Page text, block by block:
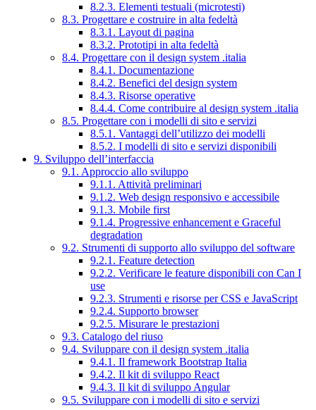
8.2.3. Elementi testuali (microtesti)
8.3. Progettare e costruire in alta fedeltà
8.3.1. Layout di pagina
8.3.2. Prototipi in alta fedeltà
8.4. Progettare con il design system .italia
8.4.1. Documentazione
8.4.2. Benefici del design system
8.4.3. Risorse operative
8.4.4. Come contribuire al design system .italia
8.5. Progettare con i modelli di sito e servizi
8.5.1. Vantaggi dell’utilizzo dei modelli
8.5.2. I modelli di sito e servizi disponibili
9. Sviluppo dell’interfaccia
9.1. Approccio allo sviluppo
9.1.1. Attività preliminari
9.1.2. Web design responsivo e accessibile
9.1.3. Mobile first
9.1.4. Progressive enhancement e Graceful
degradation
9.2. Strumenti di supporto allo sviluppo del software
9.2.1. Feature detection
9.2.2. Verificare le feature disponibili con Can I
use
9.2.3. Strumenti e risorse per CSS e JavaScript
9.2.4. Supporto browser
9.2.5. Misurare le prestazioni
9.3. Catalogo del riuso
9.4. Sviluppare con il design system .italia
9.4.1. Il framework Bootstrap Italia
9.4.2. Il kit di sviluppo React
9.4.3. Il kit di sviluppo Angular
9.5. Sviluppare con i modelli di sito e servizi